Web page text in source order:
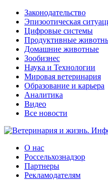
Законодательство
Эпизоотическая
Цифровые системы
Продуктивные
Домашние животные
Зообизнес
Наука и Технологии
Мировая ветеринария
Образование и карьера
Аналитика
Видео
Все новости
О нас
Россельхознадзор
Партнеры
Рекламодателям